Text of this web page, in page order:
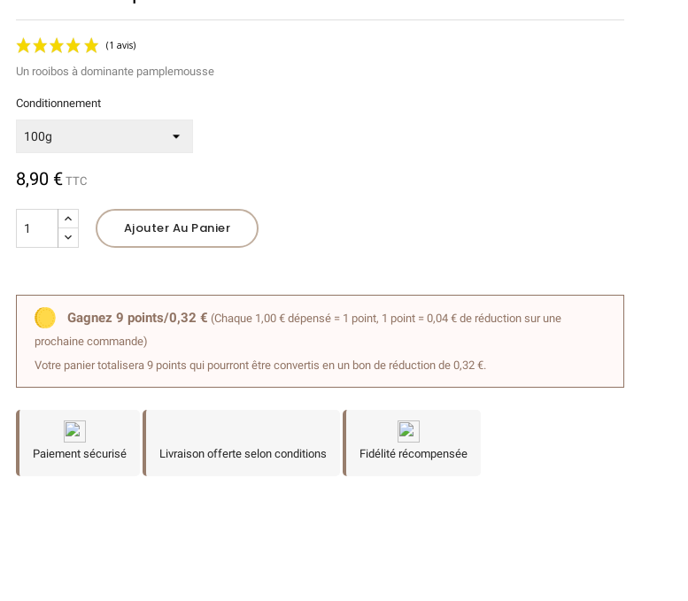
Un rooibos à dominante pamplemousse
Conditionnement
8,90 € TTC
Ajouter Au Panier
Gagnez 9 points/0,32 € (Chaque 1,00 € dépensé = 1 point, 1 point = 0,04 € de réduction sur une
prochaine commande)
Votre panier totalisera 9 points qui pourront être convertis en un bon de réduction de 0,32 €.
Paiement sécurisé Livraison offerte selon conditions Fidélité récompensée